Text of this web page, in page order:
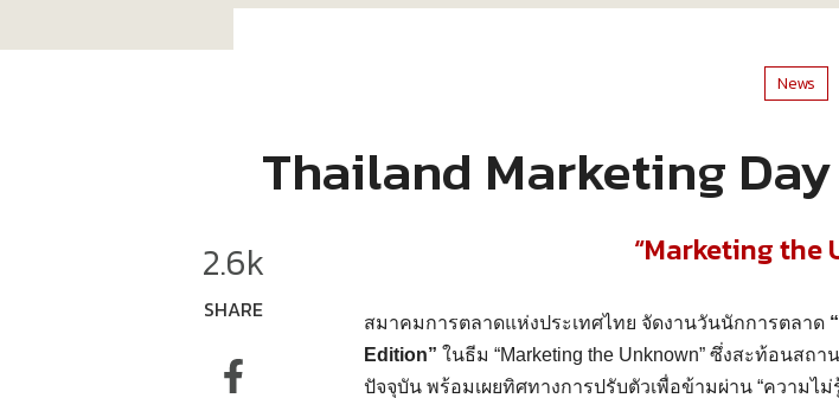
News
Thailand Marketing
2.6k
SHARE
“Marketing the
สมาคมการตลาดแห่งประเทศไทย จัดงานวันนักการตลาด
Edition” ในธีม “Marketing the Unknown” ซึ่งสะท้อนส
ปัจจุบัน พร้อมเผยทิศทางการปรับตัวเพื่อข้ามผ่าน “ความไ